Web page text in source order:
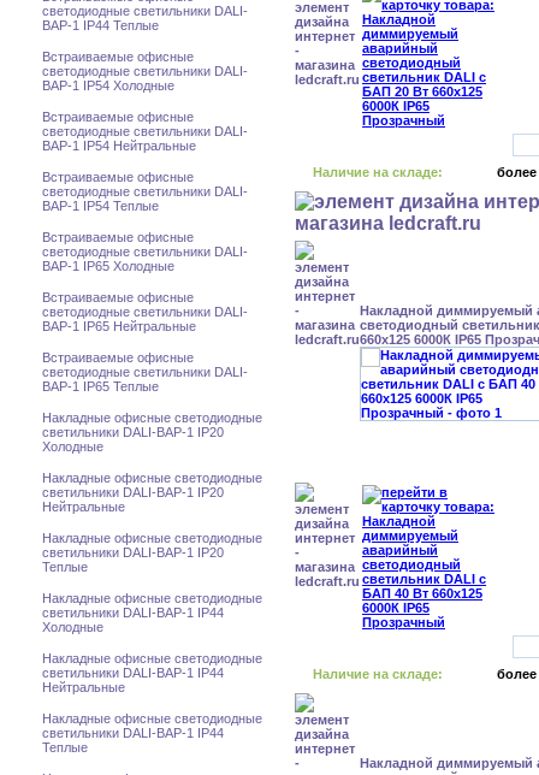
светодиодные светильники DALI-
BAP-1 IP44 Теплые
Встраиваемые офисные
светодиодные светильники DALI-
BAP-1 IP54 Холодные
Встраиваемые офисные
светодиодные светильники DALI-
BAP-1 IP54 Нейтральные
Встраиваемые офисные
светодиодные светильники DALI-
BAP-1 IP54 Теплые
Встраиваемые офисные
светодиодные светильники DALI-
BAP-1 IP65 Холодные
Встраиваемые офисные
светодиодные светильники DALI-
BAP-1 IP65 Нейтральные
Встраиваемые офисные
светодиодные светильники DALI-
BAP-1 IP65 Теплые
Накладные офисные светодиодные
светильники DALI-BAP-1 IP20
Холодные
Накладные офисные светодиодные
светильники DALI-BAP-1 IP20
Нейтральные
Накладные офисные светодиодные
светильники DALI-BAP-1 IP20
Теплые
Накладные офисные светодиодные
светильники DALI-BAP-1 IP44
Холодные
Накладные офисные светодиодные
светильники DALI-BAP-1 IP44
Нейтральные
Накладные офисные светодиодные
светильники DALI-BAP-1 IP44
Теплые
Наличие на складе: более
Накладной диммируемый
светодиодный
660x125 6000К IP65
Наличие на складе: более
Накладной диммируемый